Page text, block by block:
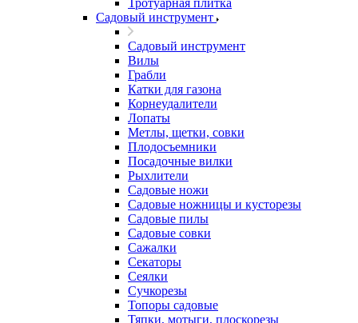
Тротуарная плитка
Садовый инструмент
Садовый инструмент
Вилы
Грабли
Катки для газона
Корнеудалители
Лопаты
Метлы, щетки, совки
Плодосъемники
Посадочные вилки
Рыхлители
Садовые ножи
Садовые ножницы и кусторезы
Садовые пилы
Садовые совки
Сажалки
Секаторы
Сеялки
Сучкорезы
Топоры садовые
Тяпки, мотыги, плоскорезы